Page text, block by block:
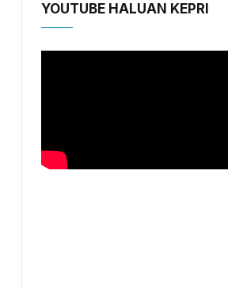
YOUTUBE HALUAN KEPRI